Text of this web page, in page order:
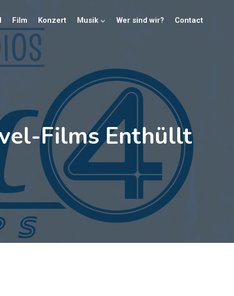
Film Konzert Musik Wer sind wir? Contact
Films Enthüllt